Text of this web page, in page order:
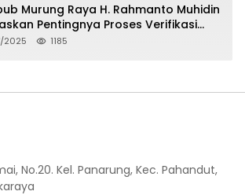
Murung Raya H. Rahmanto Muhidin
Pentingnya Proses Verifikasi
Manfaat Program Kartu Hebat
2025 1185
No.20. Kel. Panarung, Kec. Pahandut,